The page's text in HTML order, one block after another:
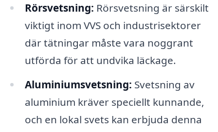
Rörsvetsning: Rörsvetsning är särskilt
viktigt inom VVS och industrisektorer
där tätningar måste vara noggrant
utförda för att undvika läckage.
Aluminiumsvetsning: Svetsning av
aluminium kräver speciellt kunnande,
och en lokal svets kan erbjuda denna